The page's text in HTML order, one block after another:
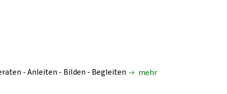
- Anleiten - Bilden - Begleiten mehr